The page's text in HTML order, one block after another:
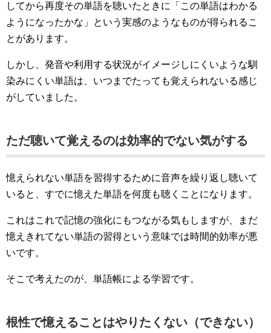
してから再度その単語を聴いたときに「この単語はわかる
ようになったかな」という実感のようなものが得られるこ
とがあります。
しかし、発音や利用する状況がイメージしにくいような馴
染みにくい単語は、いつまでたっても覚えられないる感じ
がしていました。
ただ聴いて覚えるのは効率的でない気がする
憶えられない単語を習得するために音声を繰り返し聴いて
いると、すでに憶えた単語を何度も聴くことになります。
これはこれで記憶の強化にもつながる気もしますが、まだ
憶えきれてない単語の習得という意味では時間的効率が悪
いです。
そこで考えたのが、単語帳による学習です。
根性で憶えることはやりたくない（できない）